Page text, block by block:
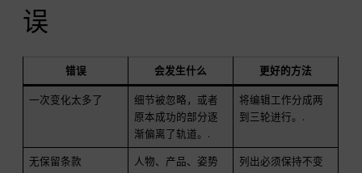
误
错误 会发生什么 更好的方法
一次变化太多了
细节被忽略，或者
原本成功的部分逐
渐偏离了轨道。.
将编辑工作分成两
到三轮进行。.
无保留条款
人物、产品、姿势
列出必须保持不变